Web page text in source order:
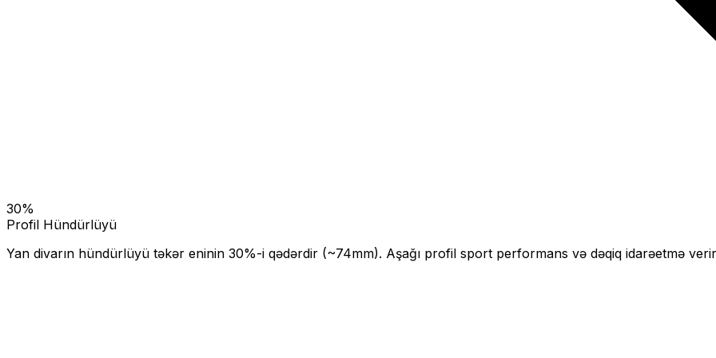
30%
Profil Hündürlüyü
Yan divarın hündürlüyü təkər eninin 30%-i qədərdir (~74mm). Aşağı profil sport performans və dəqiq idarəetmə